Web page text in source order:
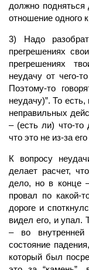
должно подняться
отношение одного
3) Надо
прегрешениях
прегрешениях
неудачу от чего-
Поэтому-то
неудачу)”. То есть,
неправильных
– (есть ли) что-то
что это не из-за
К вопросу
делает расчет,
дело, но в конце
провал по какой-
дороге и
видел его, и упал.
– во
состояние
который был